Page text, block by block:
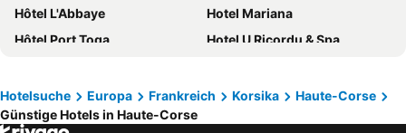
Hôtel L'Abbaye
Hotel Mariana
Hôtel Port Toga
Hotel U Ricordu & Spa
Best Western Hotel Casa Bianca
La Plage De Calvi A Vos Pieds
Best Western Montecristo
Hotelsuche Europa Frankreich Korsika
Haute-Corse
Günstige Hotels in Haute-Corse